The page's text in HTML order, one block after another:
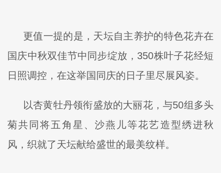
更值一提的是，天坛自主养护的特色花卉在
国庆中秋双佳节中同步绽放，350株叶子花经短
日照调控，在这举国同庆的日子里尽展风姿。
以杏黄牡丹领衔盛放的大丽花，与50组多头
菊共同将五角星、沙燕儿等花艺造型绣进秋
风，织就了天坛献给盛世的最美纹样。